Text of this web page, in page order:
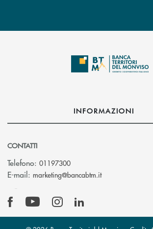
INFORMAZIONI
CONTATTI
Telefono: 01197300
E-mail: marketing@bancabtm.it(si apre l’app